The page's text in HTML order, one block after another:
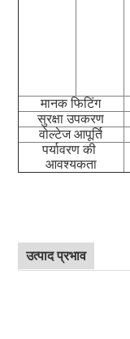
मानक फिटिंग
सुरक्षा उपकरण
वोल्टेज आपूर्ति
पर्यावरण की
आवश्यकता
उत्पाद प्रभाव